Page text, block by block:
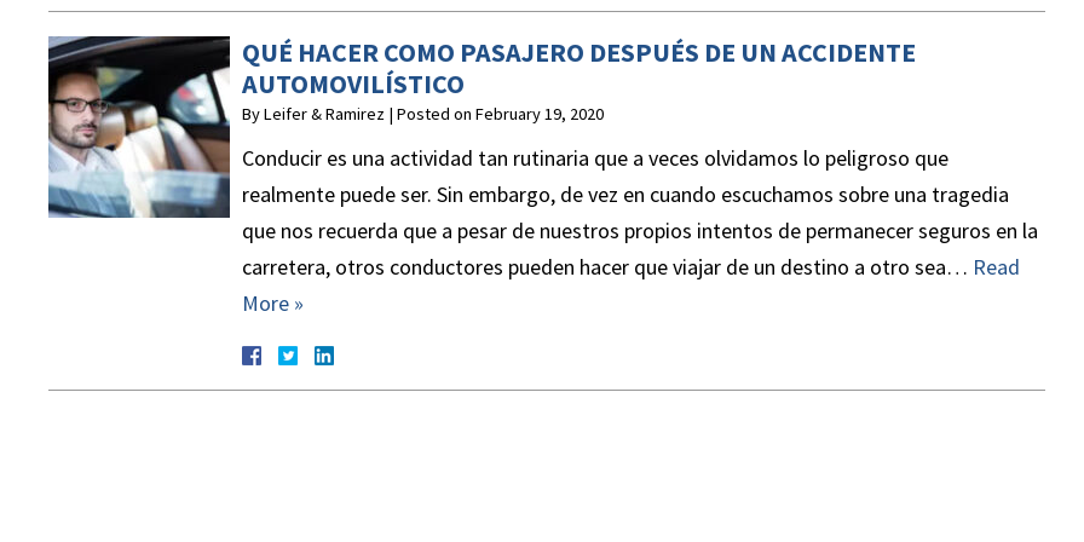
QUÉ HACER COMO PASAJERO DESPUÉS DE UN ACCIDENTE
AUTOMOVILÍSTICO
ByLeifer & Ramirez | Posted on February 19, 2020
Conducir es una actividad tan rutinaria que a veces olvidamos lo peligroso que
realmente puede ser. Sin embargo, de vez en cuando escuchamos sobre una tragedia
que nos recuerda que a pesar de nuestros propios intentos de permanecer seguros en la
carretera, otros conductores pueden hacer que viajar de un destino a otro sea… Read
More »
$1,000,000
RESBALÓN Y CAÍDA
La responsabilidad fue disputada
en este asunto y el reclamo fue
cliente tuvo múltiples cirugías de
$837,500
ACCIDENTE
AUTOMOVILISTICO
ACCIDENTE